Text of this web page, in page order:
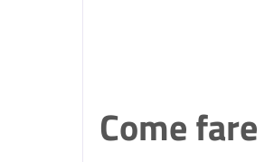
Come fare